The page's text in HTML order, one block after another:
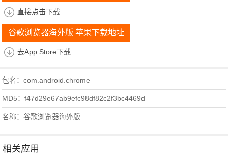
直接点击下载
谷歌浏览器海外版 苹果下载地址
去App Store下载
包名：com.android.chrome
MD5：f47d29e67ab9efc98df82c2f3bc4469d
名称：谷歌浏览器海外版
相关应用